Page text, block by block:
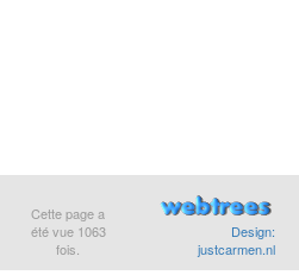
Cette page a
été vue 1063
fois.
Design:
justcarmen.nl